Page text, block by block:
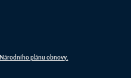
plánu obnovy.